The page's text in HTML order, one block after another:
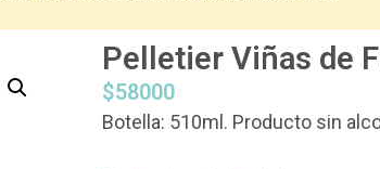
Pelletier Viñas de
$58000
Botella: 510ml. Producto sin